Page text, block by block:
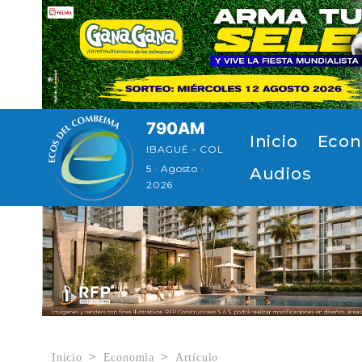
Pasar al contenido principal
790AM
IBAGUÉ - COL
5 · Agosto ·
2026
Navegación
Inicio
Audios
Inicio Economía Artículo